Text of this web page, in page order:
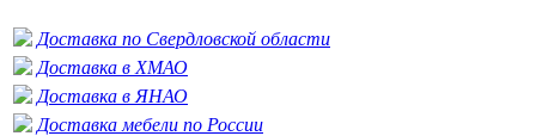
Доставка по Свердловской области
Доставка в ХМАО
Доставка в ЯНАО
Доставка мебели по России